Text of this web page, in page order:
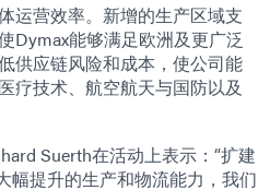
运营效率。新增的生产区域支
Dymax能够满足欧洲及更广泛
供应链风险和成本，使公司能
疗技术、航空航天与国防以及
Suerth在活动上表示：“扩建
幅提升的生产和物流能力，我们